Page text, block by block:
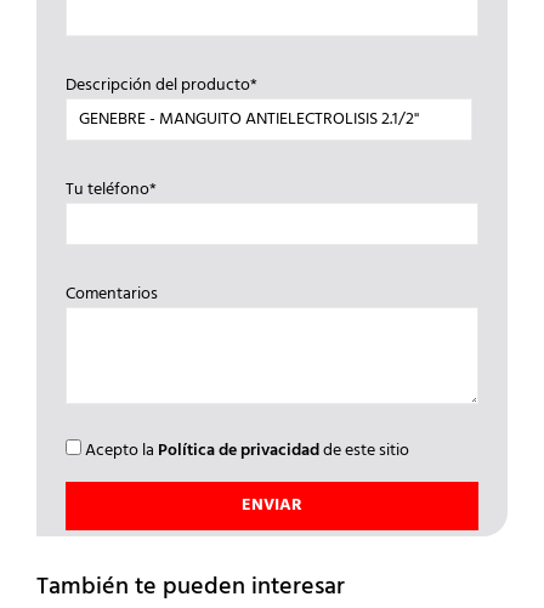
Descripción del producto*
Tu teléfono*
Comentarios
Acepto la Política de privacidadde este sitio
También te pueden interesar